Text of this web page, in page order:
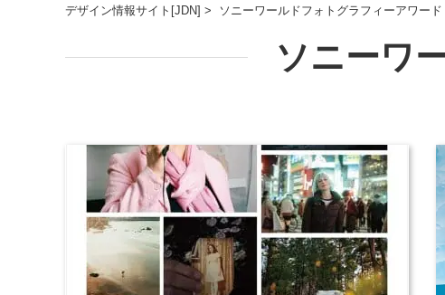
デザイン情報サイト[JDN] > ソニーワールドフォトグラフィーアワード
ソニーワ